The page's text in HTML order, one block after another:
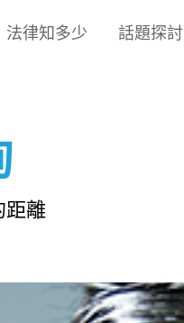
距離
法律知多少 話題探討